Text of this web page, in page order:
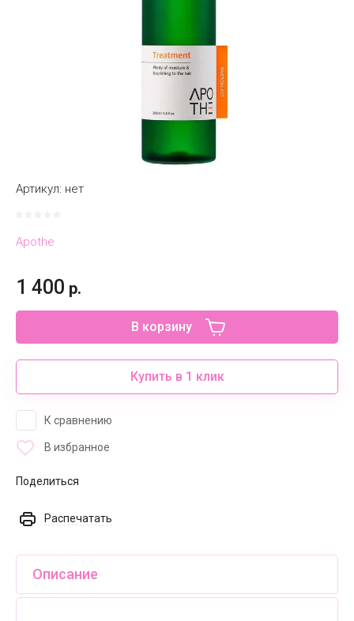
Артикул: нет
Apothe
1 400 р.
В корзину
Купить в 1 клик
К сравнению
В избранное
Поделиться
Распечатать
Описание